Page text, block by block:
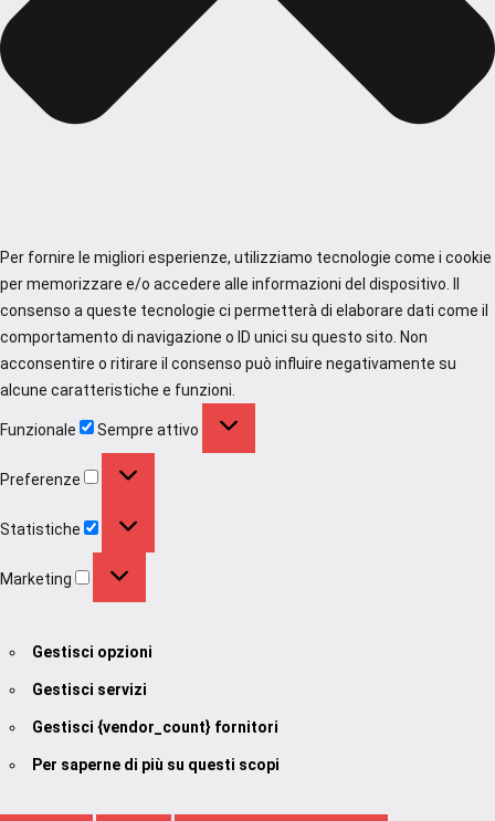
Per fornire le migliori esperienze, utilizziamo tecnologie come i cookie
per memorizzare e/o accedere alle informazioni del dispositivo. Il
consenso a queste tecnologie ci permetterà di elaborare dati come il
comportamento di navigazione o ID unici su questo sito. Non
acconsentire o ritirare il consenso può influire negativamente su
alcune caratteristiche e funzioni.
Funzionale Sempre attivo
Preferenze
Statistiche
Marketing
Gestisci opzioni
Gestisci servizi
Gestisci {vendor_count} fornitori
Per saperne di più su questi scopi